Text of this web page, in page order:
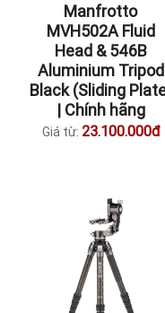
Manfrotto
MVH502A Fluid
Head & 546B
Aluminium Tripod
Black (Sliding
| Chính hãng
Giá từ: 23.100.000đ